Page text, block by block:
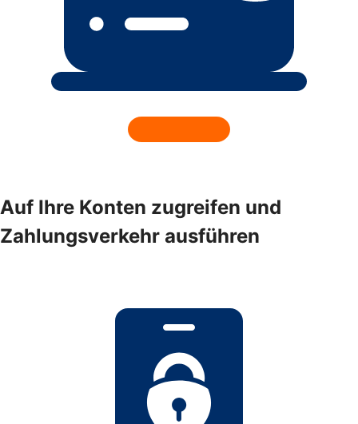
Auf Ihre Konten zugreifen und
Zahlungsverkehr ausführen